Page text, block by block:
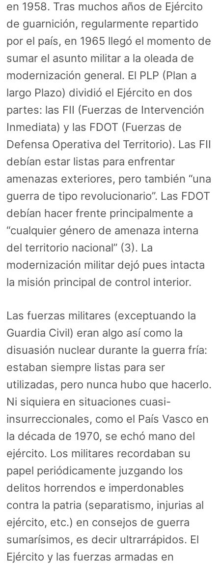
en 1958. Tras muchos años de Ejército
de guarnición, regularmente repartido
por el país, en 1965 llegó el momento de
sumar el asunto militar a la oleada de
modernización general. El PLP (Plan a
largo Plazo) dividió el Ejército en dos
partes: las FII (Fuerzas de Intervención
Inmediata) y las FDOT (Fuerzas de
Defensa Operativa del Territorio). Las FII
debían estar listas para enfrentar
amenazas exteriores, pero también “una
guerra de tipo revolucionario”. Las FDOT
debían hacer frente principalmente a
“cualquier género de amenaza interna
del territorio nacional” (3). La
modernización militar dejó pues intacta
la misión principal de control interior.
Las fuerzas militares (exceptuando la
Guardia Civil) eran algo así como la
disuasión nuclear durante la guerra fría:
estaban siempre listas para ser
utilizadas, pero nunca hubo que hacerlo.
Ni siquiera en situaciones cuasi-
insurreccionales, como el País Vasco en
la década de 1970, se echó mano del
ejército. Los militares recordaban su
papel periódicamente juzgando los
delitos horrendos e imperdonables
contra la patria (separatismo, injurias al
ejército, etc.) en consejos de guerra
sumarísimos, es decir ultrarrápidos. El
Ejército y las fuerzas armadas en